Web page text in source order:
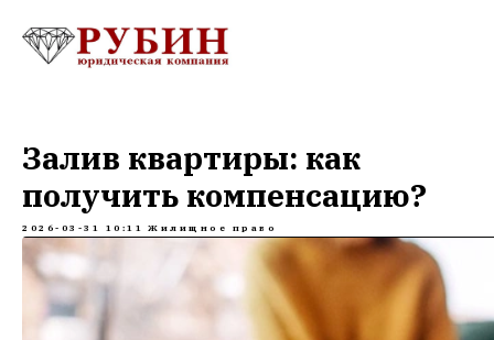
Залив квартиры: как
получить компенсацию?
2026-03-31 10:11 Жилищное право